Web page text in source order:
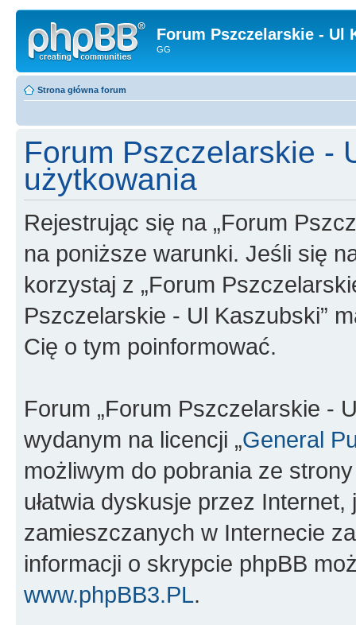
Forum Pszczelarskie - Ul
GG
Strona główna forum
Forum Pszczelarskie -
użytkowania
Rejestrując się na „Forum
na poniższe warunki. Jeśli się
korzystaj z „Forum
Pszczelarskie - Ul Kaszubski”
Cię o tym poinformować.
Forum „Forum Pszczelarskie -
wydanym na licencji „General
możliwym do pobrania ze
ułatwia dyskusje przez
zamieszczanych w Internecie
informacji o skrypcie phpBB
www.phpBB3.PL.